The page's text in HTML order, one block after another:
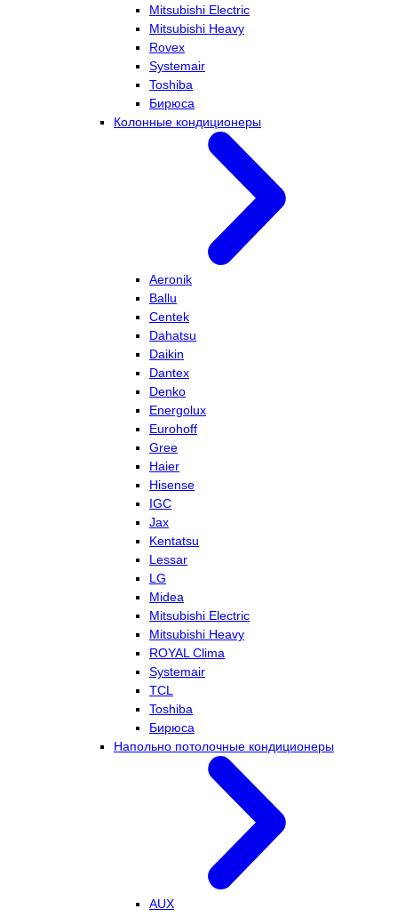
Mitsubishi Electric
Mitsubishi Heavy
Rovex
Systemair
Toshiba
Бирюса
Колонные кондиционеры
Aeronik
Ballu
Centek
Dahatsu
Daikin
Dantex
Denko
Energolux
Eurohoff
Gree
Haier
Hisense
IGC
Jax
Kentatsu
Lessar
LG
Midea
Mitsubishi Electric
Mitsubishi Heavy
ROYAL Clima
Systemair
TCL
Toshiba
Бирюса
Напольно потолочные кондиционеры
AUX